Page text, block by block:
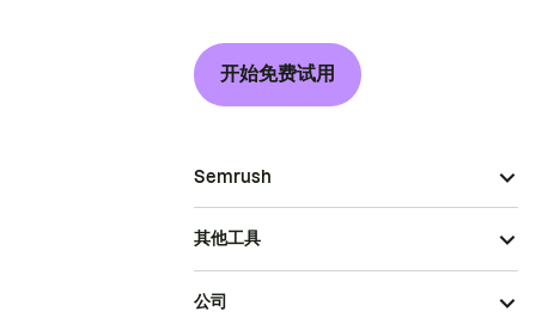
开始免费试用
Semrush
其他工具
公司